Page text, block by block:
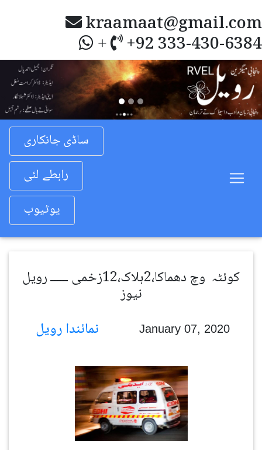
kraamaat@gmail.com
+ +92 333-430-6384
Previous
ساڈی جانکاری
رابطے لئی
یوٹیوب
کوئٹہ وچ دھماکا،2ہلاک،12زخمی ــــــ رویل
نیوز
January 07, 2020